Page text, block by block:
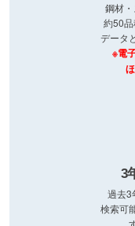
鋼材
約50
データ
※電
3
過去3
検索可